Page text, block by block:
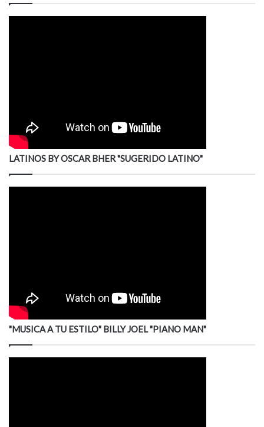
LATINOS BY OSCAR BHER "SUGERIDO LATINO"
"MUSICA A TU ESTILO" BILLY JOEL "PIANO MAN"